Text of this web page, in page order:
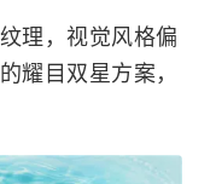
理，视觉风格偏
耀目双星方案，